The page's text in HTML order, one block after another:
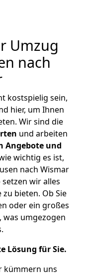
Umzug
nach
kostspielig sein,
hier, um Ihnen
Wir sind die
und arbeiten
Angebote und
wichtig es ist,
nach Wismar
wir alles
bieten. Ob Sie
oder ein großes
was umgezogen
Lösung für Sie.
kümmern uns